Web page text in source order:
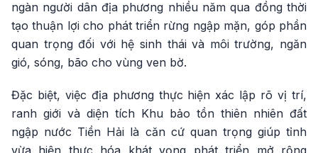
ngàn người dân địa phương nhiều năm qua đồng thời
tạo thuận lợi cho phát triển rừng ngập mặn, góp phần
quan trọng đối với hệ sinh thái và môi trường, ngăn
gió, sóng, bão cho vùng ven bờ.
Đặc biệt, việc địa phương thực hiện xác lập rõ vị trí,
ranh giới và diện tích Khu bảo tồn thiên nhiên đất
ngập nước Tiền Hải là căn cứ quan trọng giúp tỉnh
vừa hiện thực hóa khát vọng phát triển mở rộng